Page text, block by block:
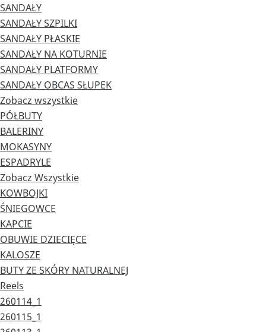
SANDAŁY
SANDAŁY SZPILKI
SANDAŁY PŁASKIE
SANDAŁY NA KOTURNIE
SANDAŁY PLATFORMY
SANDAŁY OBCAS SŁUPEK
Zobacz wszystkie
PÓŁBUTY
BALERINY
MOKASYNY
ESPADRYLE
Zobacz Wszystkie
KOWBOJKI
ŚNIEGOWCE
KAPCIE
OBUWIE DZIECIĘCE
KALOSZE
BUTY ZE SKÓRY NATURALNEJ
Reels
260114_1
260115_1